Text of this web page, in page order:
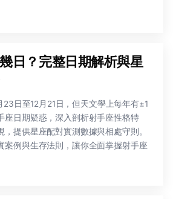
日？完整日期解析與星
23日至12月21日，但天文學上每年有±1
座日期疑惑，深入剖析射手座性格特
，提供星座配對實測數據與相處守則。
案例與生存法則，讓你全面掌握射手座